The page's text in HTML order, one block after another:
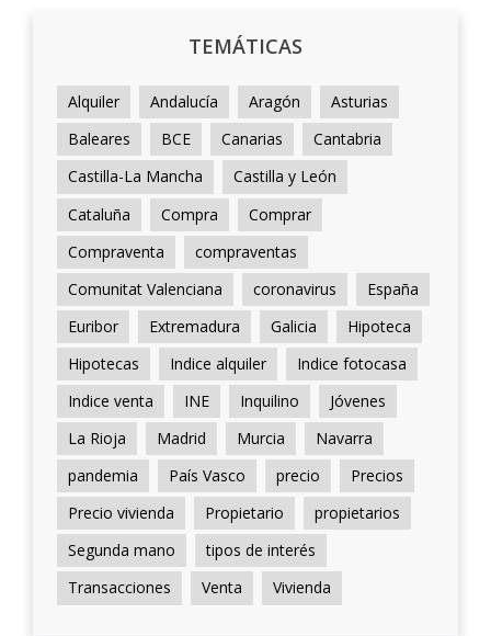
TEMÁTICAS
Alquiler Andalucía Aragón
Asturias
Baleares
BCE Canarias
Cantabria
Castilla-La Mancha
Castilla y León
Cataluña
Compra
Comprar
Compraventa
compraventas
Comunitat Valenciana
coronavirus
España
Euribor
Extremadura Galicia
Hipoteca
Hipotecas
Indice alquiler
Indice fotocasa
Indice venta
INE Inquilino
Jóvenes
La Rioja
Madrid Murcia
Navarra
pandemia
País Vasco precio
Precios
Precio vivienda
Propietario
propietarios
Segunda mano
tipos de interés
Transacciones
Venta Vivienda